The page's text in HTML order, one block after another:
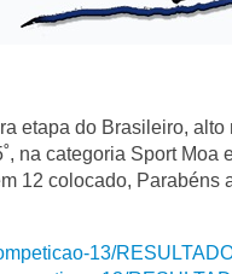
etapa do Brasileiro,
na categoria Sport Moa
12 colocado, Parabéns
13/